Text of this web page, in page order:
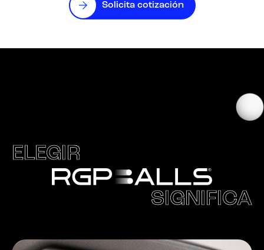
Solicita cotización
ELEGIR
SIGNIFICA